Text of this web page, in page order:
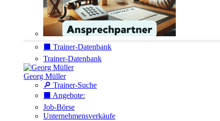
⬛️ Trainer-Datenbank
Trainer-Datenbank
Georg Müller
🔎 Trainer-Suche
⬛️ Angebote:
Job-Börse
Unternehmensverkäufe